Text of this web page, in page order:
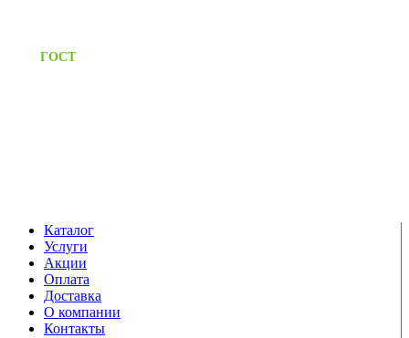
ГОСТПредоставляем паспорт
Каталог
Услуги
Акции
Оплата
Доставка
О компании
Контакты